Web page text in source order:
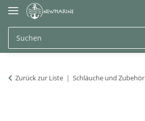
Zurück zur Liste Schläuche und Zubehör